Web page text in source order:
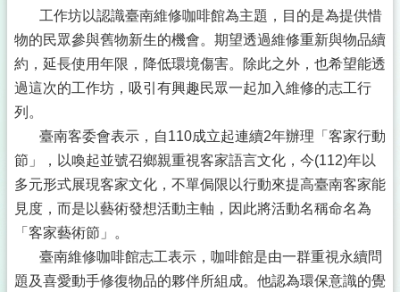
工作坊以認識臺南維修咖啡館為主題，目的是為提供惜
物的民眾參與舊物新生的機會。期望透過維修重新與物品續
約，延長使用年限，降低環境傷害。除此之外，也希望能透
過這次的工作坊，吸引有興趣民眾一起加入維修的志工行
列。
臺南客委會表示，自110成立起連續2年辦理「客家行動
節」，以喚起並號召鄉親重視客家語言文化，今(112)年以
多元形式展現客家文化，不單侷限以行動來提高臺南客家能
見度，而是以藝術發想活動主軸，因此將活動名稱命名為
「客家藝術節」。
臺南維修咖啡館志工表示，咖啡館是由一群重視永續問
題及喜愛動手修復物品的夥伴所組成。他認為環保意識的覺